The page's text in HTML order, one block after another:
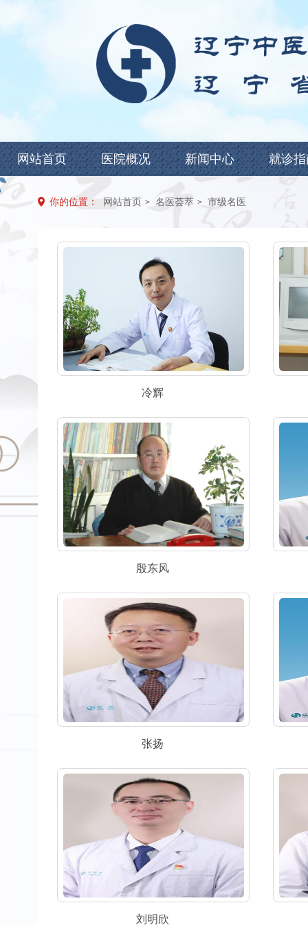
网站首页 医院概况 新闻中心 就诊
你的位置： 网站首页 > 名医荟萃 > 市级名医
冷辉
殷东风
张扬
刘明欣